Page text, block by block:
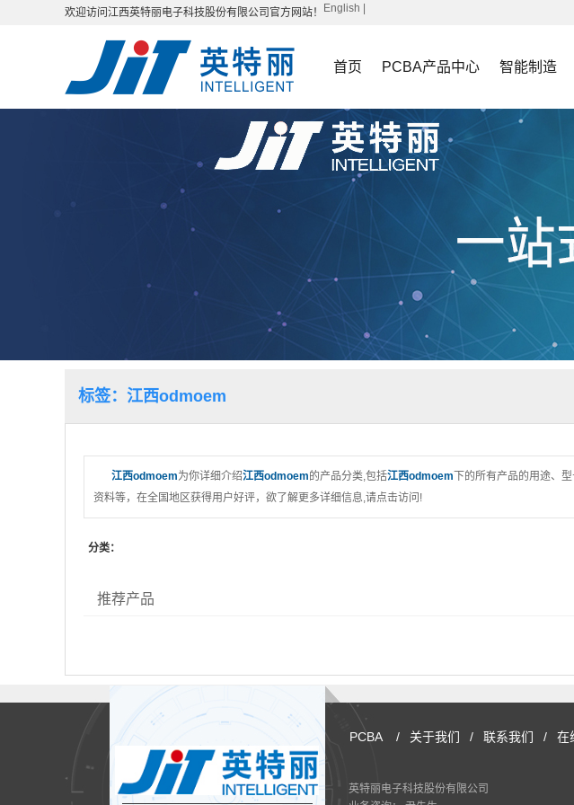
English
欢迎访问江西英特丽电子科技股份有限公司官方网站！
首页 PCBA产品中心 智能制造
标签：江西odmoem
江西odmoem为你详细介绍江西odmoem的产品分类,包括江西odmoem 下的所有产品的用途、
资料等，在全国地区获得用户好评，欲了解更多详细信息,请点击访问!
分类：
推荐产品
PCBA / 关于我们 / 联系我们 / 在
英特丽电子科技股份有限公司